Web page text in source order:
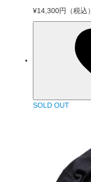
¥14,300円
（税込）
SOLD OUT